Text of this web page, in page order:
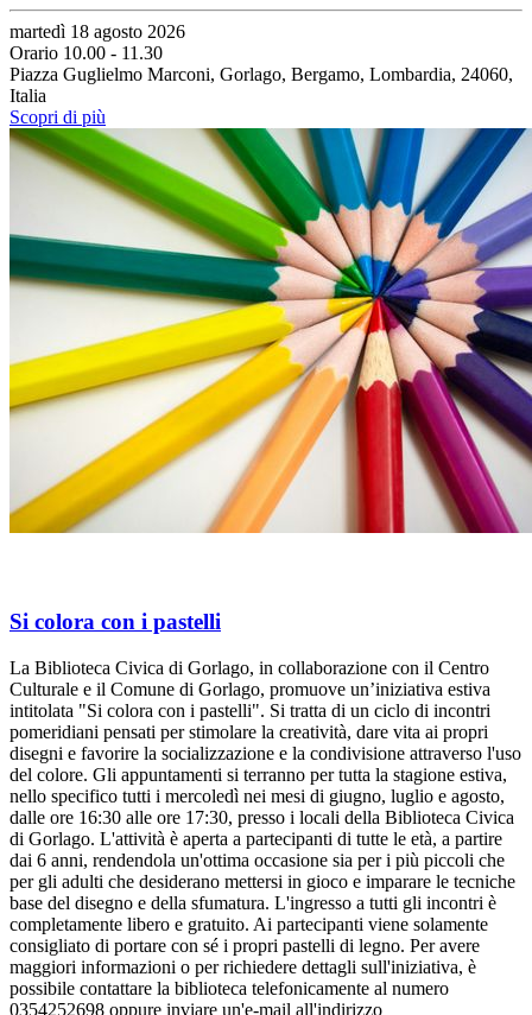
martedì 18 agosto 2026
Orario 10.00 - 11.30
Piazza Guglielmo Marconi, Gorlago, Bergamo, Lombardia, 24060,
Italia
Scopri di più
Si colora con i pastelli
La Biblioteca Civica di Gorlago, in collaborazione con il Centro
Culturale e il Comune di Gorlago, promuove un’iniziativa estiva
intitolata "Si colora con i pastelli". Si tratta di un ciclo di incontri
pomeridiani pensati per stimolare la creatività, dare vita ai propri
disegni e favorire la socializzazione e la condivisione attraverso l'uso
del colore. Gli appuntamenti si terranno per tutta la stagione estiva,
nello specifico tutti i mercoledì nei mesi di giugno, luglio e agosto,
dalle ore 16:30 alle ore 17:30, presso i locali della Biblioteca Civica
di Gorlago. L'attività è aperta a partecipanti di tutte le età, a partire
dai 6 anni, rendendola un'ottima occasione sia per i più piccoli che
per gli adulti che desiderano mettersi in gioco e imparare le tecniche
base del disegno e della sfumatura. L'ingresso a tutti gli incontri è
completamente libero e gratuito. Ai partecipanti viene solamente
consigliato di portare con sé i propri pastelli di legno. Per avere
maggiori informazioni o per richiedere dettagli sull'iniziativa, è
possibile contattare la biblioteca telefonicamente al numero
0354252698 oppure inviare un'e-mail all'indirizzo